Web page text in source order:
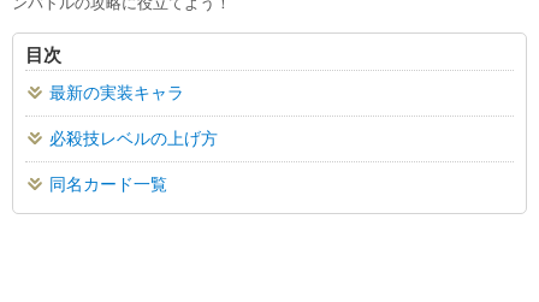
目次
最新の実装キャラ
必殺技レベルの上げ方
同名カード一覧